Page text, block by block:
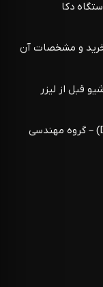
دکا
خرید و مشخصات آن
قبل از لیزر
لیزر الکس دایود دایموند پلاس (Diamond Plus) – گروه مهندسی